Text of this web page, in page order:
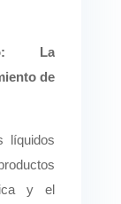
La
de
líquidos
y el